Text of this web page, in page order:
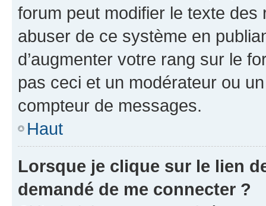
forum peut modifier le texte
abuser de ce système en
d’augmenter votre rang sur le
pas ceci et un modérateur ou
compteur de messages.
Haut
Lorsque je clique sur le lien
demandé de me connecter ?